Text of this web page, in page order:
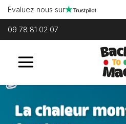
Évaluez nous sur
09 78 81 02 07